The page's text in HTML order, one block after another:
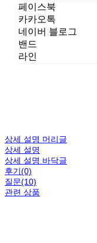
페이스북
카카오톡
네이버 블로그
밴드
라인
상세 설명 머리글
상세 설명
상세 설명 바닥글
후기(0)
질문(10)
관련 상품